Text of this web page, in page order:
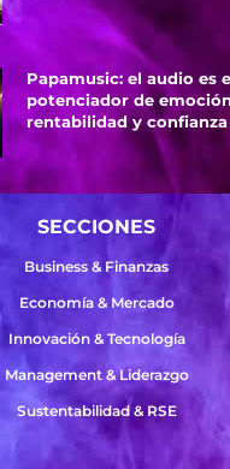
Papamusic: el audio es
potenciador de
rentabilidad y
SECCIONES
Business & Finanzas
Economía & Mercado
Innovación & Tecnología
Management & Liderazgo
Sustentabilidad & RSE